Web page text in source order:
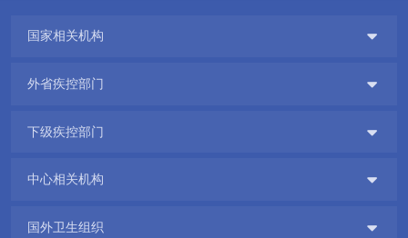
国家相关机构 
外省疾控部门 
下级疾控部门 
中心相关机构 
国外卫生组织 